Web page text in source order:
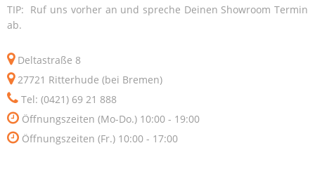
TIP: Ruf uns vorher an und spreche Deinen Showroom Termin
ab.
Deltastraße 8
27721 Ritterhude (bei Bremen)
Tel: (0421) 69 21 888
Öffnungszeiten (Mo-Do.) 10:00 - 19:00
Öffnungszeiten (Fr.) 10:00 - 17:00